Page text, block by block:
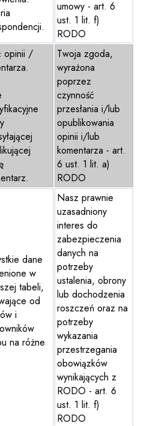
umowy - art. 6
ust. 1 lit. f)
RODO
opinii /
Twoja zgoda,
wyrażona
poprzez
czynność
przesłania i/lub
opublikowania
opinii i/lub
komentarza - art.
6 ust. 1 lit. a)
RODO
dane
w
tabeli,
od
i
na różne
Nasz prawnie
uzasadniony
interes do
zabezpieczenia
danych na
potrzeby
ustalenia, obrony
lub dochodzenia
roszczeń oraz na
potrzeby
wykazania
przestrzegania
obowiązków
wynikających z
RODO - art. 6
ust. 1 lit. f)
RODO